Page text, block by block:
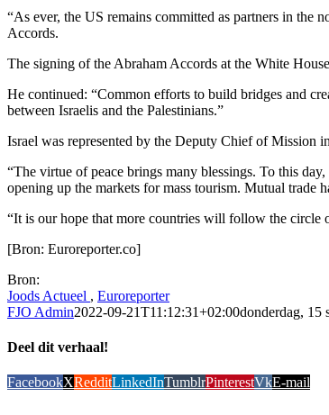
“As ever, the US remains committed as partners in the
Accords.
The signing of the Abraham Accords at the White
He continued: “Common efforts to build bridges and
between Israelis and the Palestinians.”
Israel was represented by the Deputy Chief of Mission
“The virtue of peace brings many blessings. To this
opening up the markets for mass tourism. Mutual trade
“It is our hope that more countries will follow the circle
[Bron: Euroreporter.co]
Bron:
Joods Actueel , Euroreporter
FJO Admin2022-09-21T11:12:31+02:00donderdag, 15
Deel dit verhaal!
FacebookXRedditLinkedInTumblrPinterestVkE-mail